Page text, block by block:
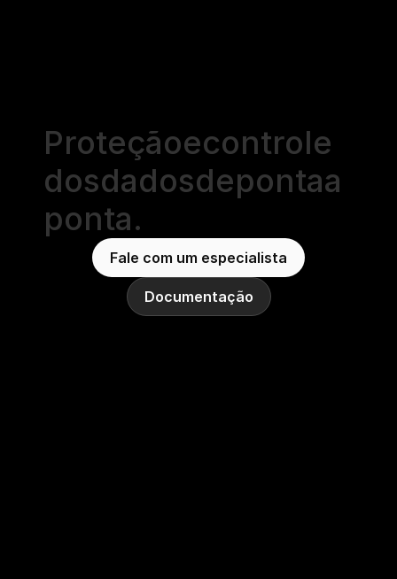
Proteçãoecontrole
dosdadosdepontaa
ponta.
Fale com um especialista
Documentação